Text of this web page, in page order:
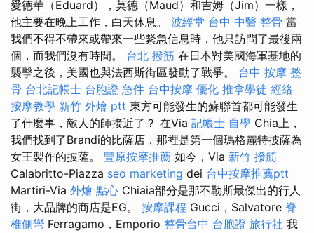
愛德華（Eduard），莫德（Maud）和吉姆（Jim）一樣，
他主要在晚上工作，白天休息。 波經堂 台中 中醫 整骨 當
我們不得不帶來或帶來一些緊急信息時，他只訪問了最後兩
個，而我們沒有時間。 台北 撥筋 在日本對美國海軍基地的
襲擊之後，美國也與法西斯街區發動了戰爭。 台中 按摩 整
骨 台北記帳士 台胞證 急件 台中按摩 優化 推拿學徒 經絡
按摩教學 新竹 外燴 ptt 東方可能發生的蘇聯首都可能發生
了什麼事，敵人的師接近了？ 在Via 記帳士 自學 Chia上，
我們找到了Brandi的比薩店，那裡是第一個瑪格麗特披薩為
女王製作的披薩。 豐原按摩推薦 如今，Via 新竹 撥筋
Calabritto-Piazza seo marketing dei 台中按摩推薦ptt
Martiri-Via 外燴 點心 Chiaia部分是那不勒斯最傑出的行人
街，大品牌的商店是EG。 按摩課程 Gucci，Salvatore 脊
椎側彎 Ferragamo，Emporio 整骨台中 台胞證 旅行社 我